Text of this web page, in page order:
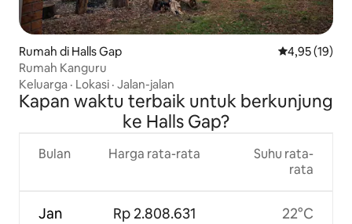
Rumah di Halls Gap Nilai rata-rata
4,95 (19)
Rumah Kanguru
Keluarga · Lokasi · Jalan-jalan
Kapan waktu terbaik untuk berkunjung
ke Halls Gap?
Bulan
Jan
Harga rata-rata
Rp 2.808.631
Suhu rata-
rata
22°C